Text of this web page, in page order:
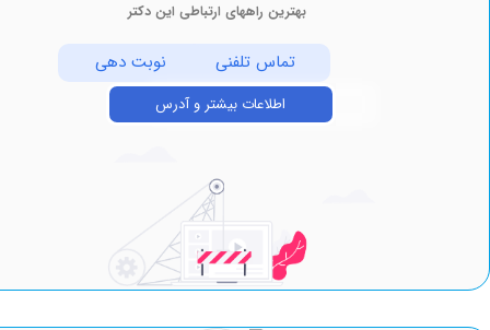
بهترین راههای ارتباطی این دکتر
تماس تلفنی نوبت دهی
اطلاعات بیشتر و آدرس